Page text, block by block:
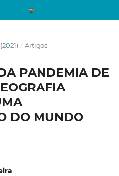
/ Artigos
PANDEMIA DE
DO MUNDO